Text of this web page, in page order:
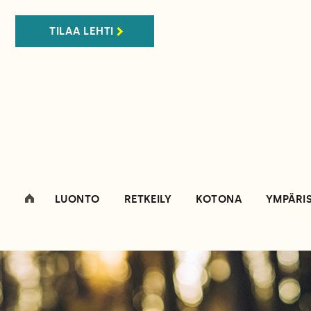
TILAA LEHTI
LUONTO RETKEILY KOTONA